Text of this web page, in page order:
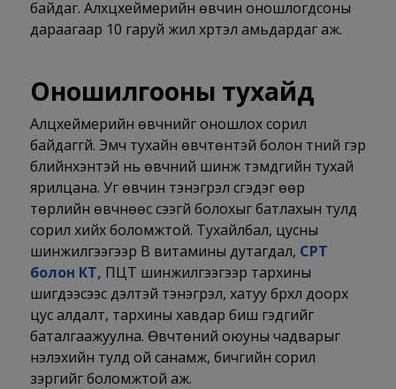
байдаг. Алхцхеймерийн өвчин оношлогдсоны
дараагаар 10 гаруй жил хүртэл амьдардаг аж.
Оношилгооны тухайд
Алцхеймерийн өвчнийг оношлох сорил
байдаггүй. Эмч тухайн өвчтөнтэй болон түүний гэр
бүлийнхэнтэй нь өвчний шинж тэмдгийн тухай
ярилцана. Уг өвчин тэнэгрэл үүсгэдэг өөр
төрлийн өвчнөөс үүсээгүй болохыг батлахын тулд
сорил хийх боломжтой. Тухайлбал, цусны
шинжилгээгээр В витамины дутагдал, СРТ
болон КТ, ПЦТ шинжилгээгээр тархины
шигдээсээс үүдэлтэй тэнэгрэл, хатуу бүрхүүл доорх
цус алдалт, тархины хавдар биш гэдгийг
баталгаажуулна. Өвчтөний оюуны чадварыг
үнэлэхийн тулд ой санамж, бичгийн сорил
зэргийг боломжтой аж.